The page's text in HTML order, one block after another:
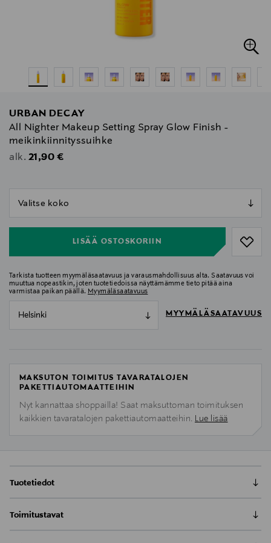
URBAN DECAY
All Nighter Makeup Setting Spray Glow Finish -
meikinkiinnityssuihke
alk. Original Price
21,90 €
LISÄÄ OSTOSKORIIN
Tarkista tuotteen myymäläsaatavuus ja varausmahdollisuus alta. Saatavuus voi
muuttua nopeastikin, joten tuotetiedoissa näyttämämme tieto pitää aina
varmistaa paikan päällä. Myymäläsaatavuus
Helsinki MYYMÄLÄSAATAVUUS
MAKSUTON TOIMITUS TAVARATALOJEN
PAKETTIAUTOMAATTEIHIN
Nyt kannattaa shoppailla! Saat maksuttoman toimituksen
kaikkien tavaratalojen pakettiautomaatteihin. Lue lisää
Tuotetiedot
kosteutetulle ja hehkuvalle iholle.Sano hyvästit
Toimitustavat